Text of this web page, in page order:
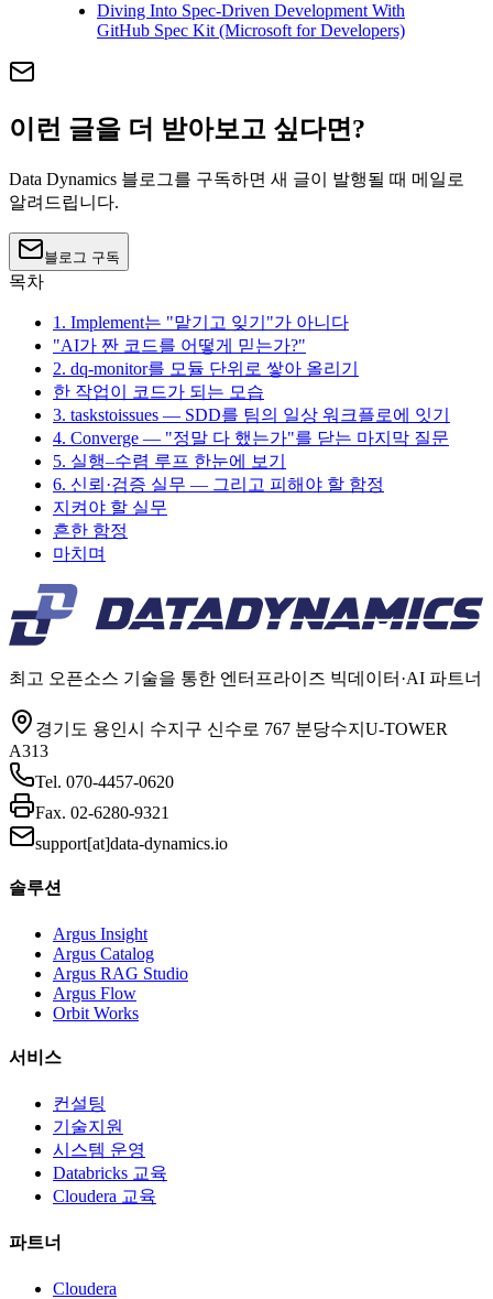
Diving Into Spec-Driven Development With
GitHub Spec Kit (Microsoft for Developers)
이런 글을 더 받아보고 싶다면?
Data Dynamics 블로그를 구독하면 새 글이 발행될 때 메일로
알려드립니다.
블로그 구독
목차
1. Implement는 "맡기고 잊기"가 아니다
"AI가 짠 코드를 어떻게 믿는가?"
2. dq-monitor를 모듈 단위로 쌓아 올리기
한 작업이 코드가 되는 모습
3. taskstoissues — SDD를 팀의 일상 워크플로에 잇기
4. Converge — "정말 다 했는가"를 닫는 마지막 질문
5. 실행–수렴 루프 한눈에 보기
6. 신뢰·검증 실무 — 그리고 피해야 할 함정
지켜야 할 실무
흔한 함정
마치며
최고 오픈소스 기술을 통한 엔터프라이즈 빅데이터·AI 파트너
경기도 용인시 수지구 신수로 767 분당수지U-TOWER
A313
Tel. 070-4457-0620
Fax. 02-6280-9321
support[at]data-dynamics.io
솔루션
Argus Insight
Argus Catalog
Argus RAG Studio
Argus Flow
Orbit Works
서비스
컨설팅
기술지원
시스템 운영
Databricks 교육
Cloudera 교육
파트너
Cloudera